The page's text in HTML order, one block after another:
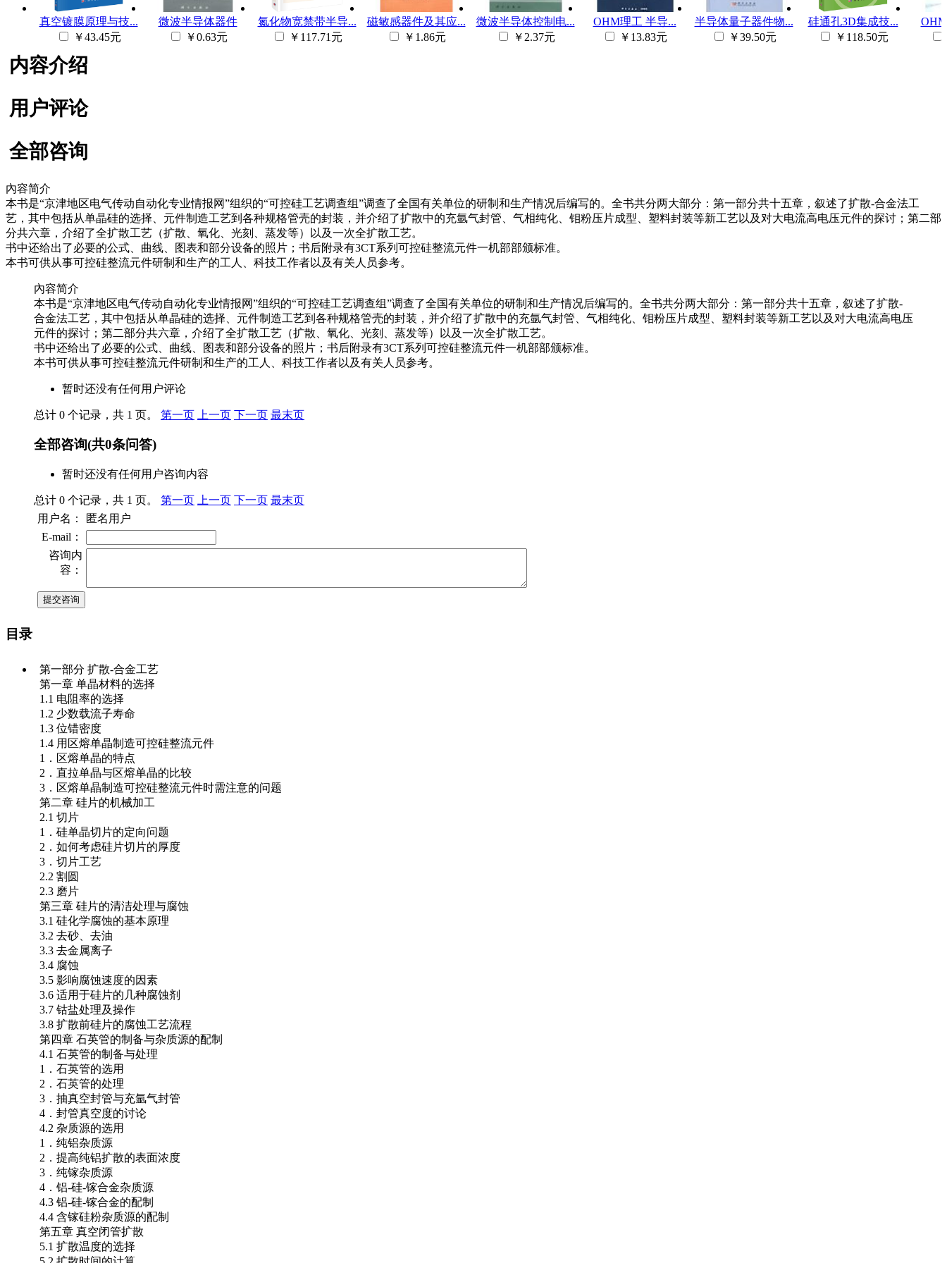
真空镀膜原理与技...
￥43.45元
微波半导体器件
￥0.63元
氮化物宽禁带半导...
￥117.71元
磁敏感器件及其应...
￥1.86元
微波半导体控制电...
￥2.37元
OHM理工 半导...
￥13.83元
半导体量子器件物...
￥39.50元
硅通孔3D集成技...
￥118.50元
内容介绍
用户评论
全部咨询
內容简介
本书是“京津地区电气传动自动化专业情报网”组织的“可控硅工艺调查组”调查了全国有关单位的研制和生产情况后编写的。全书共分两大部分：第一部分共十五章，叙述了扩散-合金法工
艺，其中包括从单晶硅的选择、元件制造工艺到各种规格管壳的封装，并介绍了扩散中的充氩气封管、气相纯化、钼粉压片成型、塑料封装等新工艺以及对大电流高电压元件的探讨；第二部
分共六章，介绍了全扩散工艺（扩散、氧化、光刻、蒸发等）以及一次全扩散工艺。
书中还给出了必要的公式、曲线、图表和部分设备的照片；书后附录有3CT系列可控硅整流元件一机部部颁标准。
本书可供从事可控硅整流元件研制和生产的工人、科技工作者以及有关人员参考。
內容简介
本书是“京津地区电气传动自动化专业情报网”组织的“可控硅工艺调查组”调查了全国有关单位的研制和生产情况后编写的。全书共分两大部分：第一部分共十五章，叙述了扩散-
合金法工艺，其中包括从单晶硅的选择、元件制造工艺到各种规格管壳的封装，并介绍了扩散中的充氩气封管、气相纯化、钼粉压片成型、塑料封装等新工艺以及对大电流高电压
元件的探讨；第二部分共六章，介绍了全扩散工艺（扩散、氧化、光刻、蒸发等）以及一次全扩散工艺。
书中还给出了必要的公式、曲线、图表和部分设备的照片；书后附录有3CT系列可控硅整流元件一机部部颁标准。
本书可供从事可控硅整流元件研制和生产的工人、科技工作者以及有关人员参考。
暂时还没有任何用户评论
总计 0 个记录，共 1 页。 第一页 上一页 下一页 最末页
全部咨询(共0条问答)
暂时还没有任何用户咨询内容
总计 0 个记录，共 1 页。 第一页 上一页 下一页 最末页
用户名：
匿名用户
E-mail：
咨询内
容：
目录
第一部分 扩散-合金工艺
第一章 单晶材料的选择
1.1 电阻率的选择
1.2 少数载流子寿命
1.3 位错密度
1.4 用区熔单晶制造可控硅整流元件
1．区熔单晶的特点
2．直拉单晶与区熔单晶的比较
3．区熔单晶制造可控硅整流元件时需注意的问题
第二章 硅片的机械加工
2.1 切片
1．硅单晶切片的定向问题
2．如何考虑硅片切片的厚度
3．切片工艺
2.2 割圆
2.3 磨片
第三章 硅片的清洁处理与腐蚀
3.1 硅化学腐蚀的基本原理
3.2 去砂、去油
3.3 去金属离子
3.4 腐蚀
3.5 影响腐蚀速度的因素
3.6 适用于硅片的几种腐蚀剂
3.7 钴盐处理及操作
3.8 扩散前硅片的腐蚀工艺流程
第四章 石英管的制备与杂质源的配制
4.1 石英管的制备与处理
1．石英管的选用
2．石英管的处理
3．抽真空封管与充氩气封管
4．封管真空度的讨论
4.2 杂质源的选用
1．纯铝杂质源
2．提高纯铝扩散的表面浓度
3．纯镓杂质源
4．铝-硅-镓合金杂质源
4.3 铝-硅-镓合金的配制
4.4 含镓硅粉杂质源的配制
第五章 真空闭管扩散
5.1 扩散温度的选择